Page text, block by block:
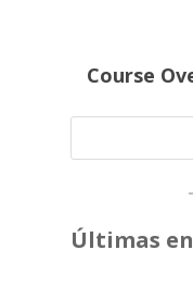
Course
Últimas